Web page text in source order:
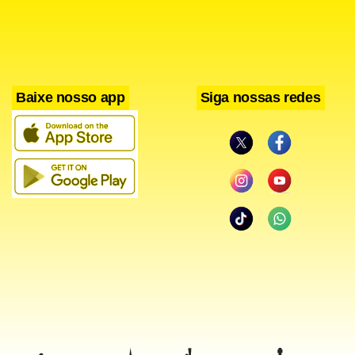
Telegram
Share
Baixe nosso app Siga nossas redes